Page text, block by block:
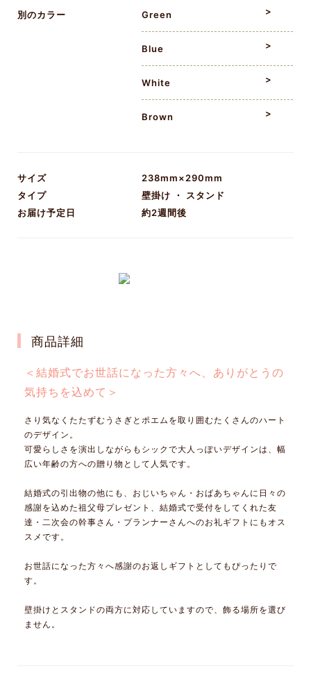
別のカラー Green
Blue
White
Brown
サイズ
238mm×290mm
タイプ
壁掛け ・ スタンド
お届け予定日
約2週間後
商品詳細
＜結婚式でお世話になった方々へ、ありがとうの
気持ちを込めて＞
さり気なくたたずむうさぎとポエムを取り囲むたくさんのハート
のデザイン。
可愛らしさを演出しながらもシックで大人っぽいデザインは、幅
広い年齢の方への贈り物として人気です。
結婚式の引出物の他にも、おじいちゃん・おばあちゃんに日々の
感謝を込めた祖父母プレゼント、結婚式で受付をしてくれた友
達・二次会の幹事さん・プランナーさんへのお礼ギフトにもオス
スメです。
お世話になった方々へ感謝のお返しギフトとしてもぴったりで
す。
壁掛けとスタンドの両方に対応していますので、飾る場所を選び
ません。